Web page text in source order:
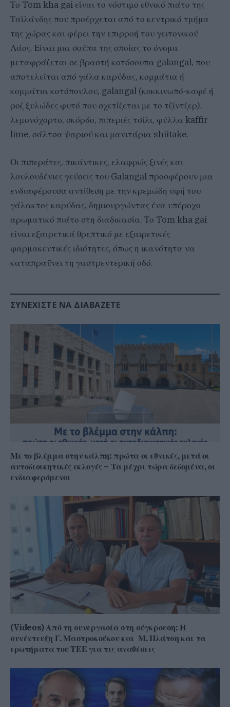
Το Tom kha gai είναι το νόστιμο εθνικό πιάτο της
Ταϊλάνδης που προέρχεται από το κεντρικό τμήμα
της χώρας και φέρει την επιρροή του γειτονικού
Λάος. Είναι μια σούπα της οποίας το όνομα
μεταφράζεται σε βραστή κοτόσουπα galangal, που
αποτελείται από γάλα καρύδας, κομμάτια ή
κομμάτια κοτόπουλου, galangal (κοκκινωπό-καφέ ή
ροζ ξυλώδες φυτό που σχετίζεται με το τζίντζερ),
λεμονόχορτο, σκόρδο, πιπεριές τσίλι, φύλλα kaffir
lime, σάλτσα ψαριού και μανιτάρια shiitake.
Οι πιπεράτες, πικάντικες, ελαφρώς ξινές και
λουλουδένιες γεύσεις του Galangal προσφέρουν μια
ενδιαφέρουσα αντίθεση με την κρεμώδη υφή του
γάλακτος καρύδας, δημιουργώντας ένα υπέροχο
αρωματικό πιάτο στη διαδικασία. Το Tom kha gai
είναι εξαιρετικά θρεπτικό με εξαιρετικές
φαρμακευτικές ιδιότητες, όπως η ικανότητα να
καταπραΰνει τη γαστρεντερική οδό.
ΣΥΝΕΧΊΣΤΕ ΝΑ ΔΙΑΒΆΖΕΤΕ
Με το βλέμμα στην κάλπη: πρώτα οι εθνικές, μετά οι
αυτοδιοικητικές εκλογές – Τα μέχρι τώρα δεδομένα, οι
ενδιαφερόμενοι
(Videos) Από τη συνεργασία στη σύγκρουση: Η
συνέντευξη Γ. Μαστροκούκου και Μ. Πλάτση και τα
ερωτήματα του ΤΕΕ για τις αναθέσεις